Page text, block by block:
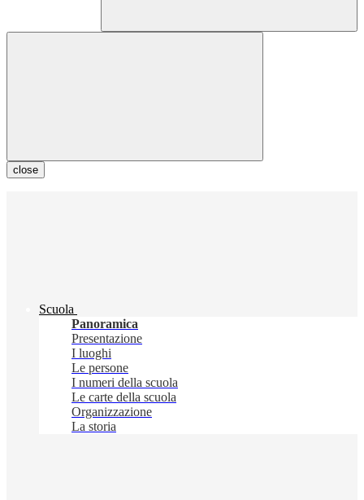
close
Scuola
Panoramica
Presentazione
I luoghi
Le persone
I numeri della scuola
Le carte della scuola
Organizzazione
La storia